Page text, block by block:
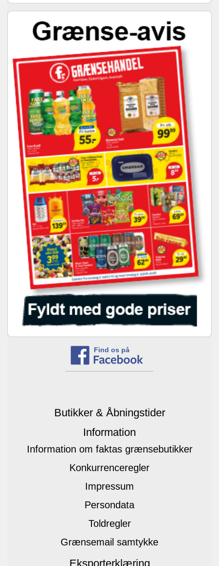
Find os på
Butikker & Åbningstider
Information
Information om faktas grænsebutikker
Konkurrenceregler
Impressum
Persondata
Toldregler
Grænsemail samtykke
Eksporterklæring